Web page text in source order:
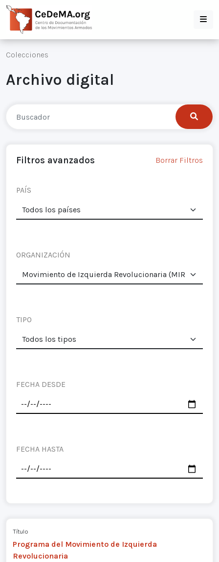
Colecciones
Archivo digital
Filtros avanzados Borrar Filtros
PAÍS
ORGANIZACIÓN
TIPO
FECHA DESDE
FECHA HASTA
Título
Programa del Movimiento de Izquierda
Revolucionaria